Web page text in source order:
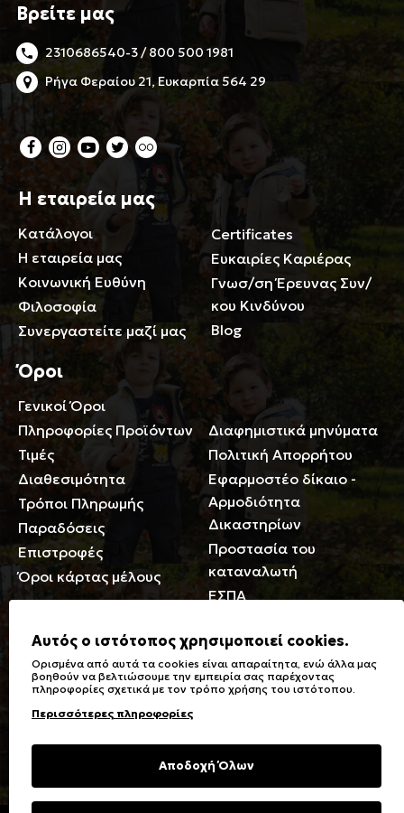
Βρείτε μας
2310686540-3 / 800 500 1981
Ρήγα Φεραίου 21, Ευκαρπία 564 29
Η εταιρεία μας
Κατάλογοι
Η εταιρεία μας
Κοινωνική Ευθύνη
Φιλοσοφία
Συνεργαστείτε μαζί μας
Certificates
Ευκαιρίες Καριέρας
Γνωσ/ση Έρευνας Συν/
κου Κινδύνου
Blog
Όροι
Γενικοί Όροι
Πληροφορίες Προϊόντων
Τιμές
Διαθεσιμότητα
Τρόποι Πληρωμής
Παραδόσεις
Επιστροφές
Όροι κάρτας μέλους
Περιορισμοί ευθύνης
Διαφημιστικά μηνύματα
Πολιτική Απορρήτου
Εφαρμοστέο δίκαιο -
Αρμοδιότητα
Δικαστηρίων
Προστασία του
καταναλωτή
ΕΣΠΑ
Γενικά
Καταστήματα
Ειδικές Εκπτώσεις ΑμΕΑ
Δωροκάρτες
Συχνές Ερωτήσεις
Φροντίδα Ρούχων
Σύμβολα πλύσης,
σιδερώματος
υφασμάτων
Επικοινωνία
Αυτός ο ιστότοπος χρησιμοποιεί cookies.
Ορισμένα από αυτά τα cookies είναι απαραίτητα, ενώ άλλα μας
βοηθούν να βελτιώσουμε την εμπειρία σας παρέχοντας
πληροφορίες σχετικά με τον τρόπο χρήσης του ιστότοπου.
Περισσότερες πληροφορίες
Αποδοχή Όλων